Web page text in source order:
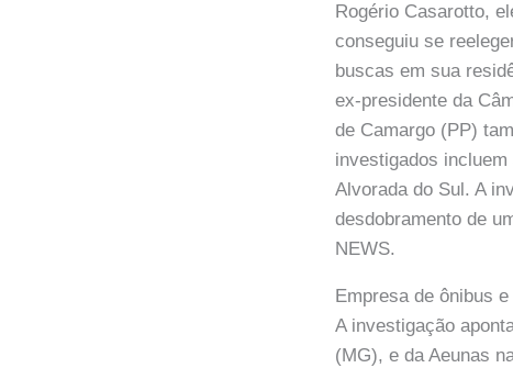
Rogério Casarotto,
conseguiu se
buscas em sua
ex-presidente da
de Camargo (PP)
investigados
Alvorada do Sul. A
desdobramento de
NEWS.
Empresa de ônibus
A investigação
(MG), e da Aeunas